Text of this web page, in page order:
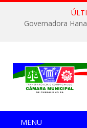
Governadora
MENU